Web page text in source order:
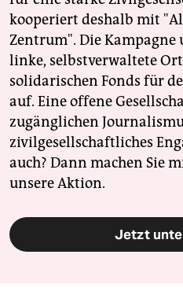
kooperiert deshalb mit
Zentrum". Die
linke, selbstverwaltete
solidarischen Fonds für
auf. Eine offene
zugänglichen
zivilgesellschaftliches
auch? Dann machen Sie
unsere Aktion.
Jetzt